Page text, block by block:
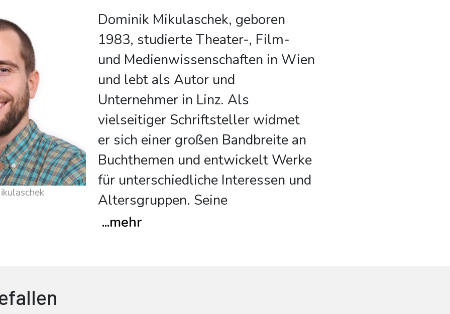
Dominik Mikulaschek
Dominik Mikulaschek, geboren
1983, studierte Theater-, Film-
und Medienwissenschaften in Wien
und lebt als Autor und
Unternehmer in Linz. Als
vielseitiger Schriftsteller widmet
er sich einer großen Bandbreite an
Buchthemen und entwickelt Werke
für unterschiedliche Interessen und
Altersgruppen. Seine
...mehr